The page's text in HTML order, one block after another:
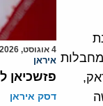
4 אוגוסט, 2026
איראן
פזשכיאן
דסק איראן